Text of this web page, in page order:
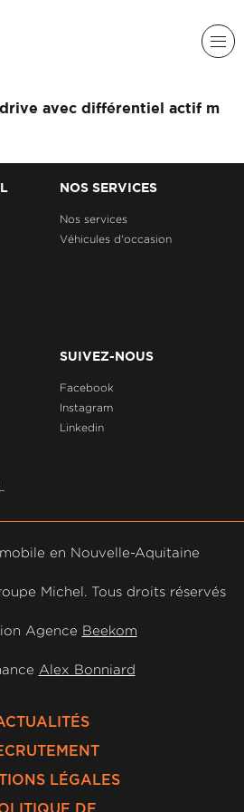
avec différentiel actif m
NOS SERVICES
Nos services
Véhicules d'occasion
SUIVEZ-NOUS
Facebook
Instagram
Linkedin
en Nouvelle-Aquitaine
Michel. Tous droits réservés
Agence Beekom
Alex Bonniard
LÉGALES